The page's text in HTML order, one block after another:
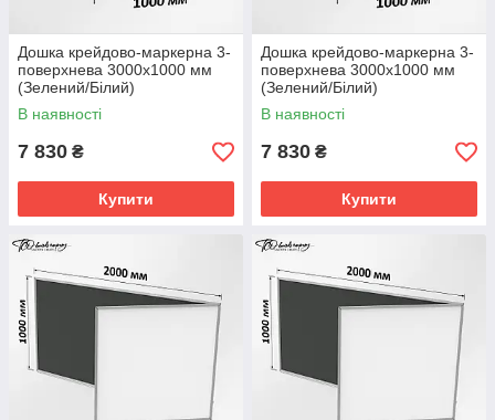
Дошка крейдово-маркерна 3-
поверхнева 3000х1000 мм
(Зелений/Білий)
В наявності
7 830 ₴
Купити
Дошка крейдово-маркерна 3-
поверхнева 3000х1000 мм
(Зелений/Білий)
В наявності
7 830 ₴
Купити